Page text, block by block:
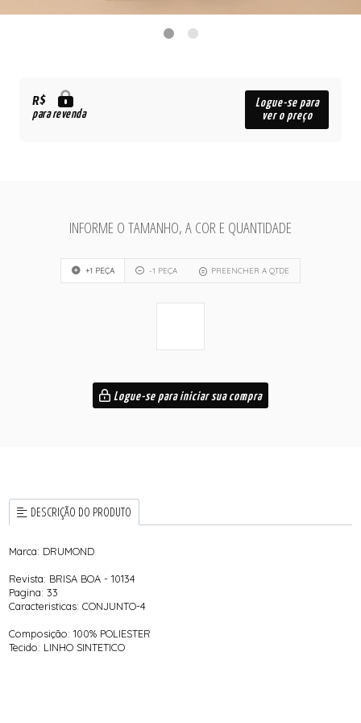
R$
para revenda
Logue-se para
ver o preço
INFORME O TAMANHO, A COR E QUANTIDADE
+1 PEÇA -1 PEÇA PREENCHER A QTDE
Logue-se para iniciar sua compra
DESCRIÇÃO DO PRODUTO
Marca: DRUMOND
Revista: BRISA BOA - 10134
Pagina: 33
Caracteristicas: CONJUNTO-4
Composição: 100% POLIESTER
Tecido: LINHO SINTETICO